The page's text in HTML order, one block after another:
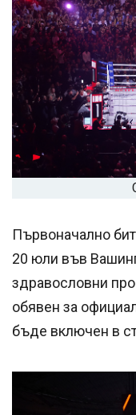
Първоначално
20 юли във
здравословни
обявен за
бъде включен в